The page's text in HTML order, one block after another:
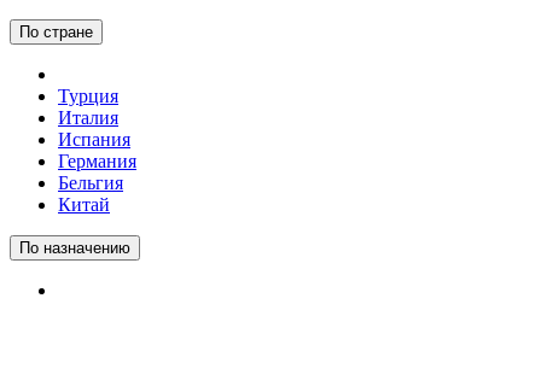
По стране
Турция
Италия
Испания
Германия
Бельгия
Китай
По назначению